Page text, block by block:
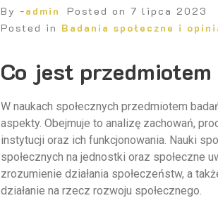
By -admin Posted on7 lipca 2023
Posted in Badania społeczne i
Co jest
W naukach społecznych przedmiotem
aspekty. Obejmuje to analizę zachowań,
instytucji oraz ich funkcjonowania. Nauki
społecznych na jednostki oraz społeczne
zrozumienie działania społeczeństw, a
działanie na rzecz rozwoju społecznego.